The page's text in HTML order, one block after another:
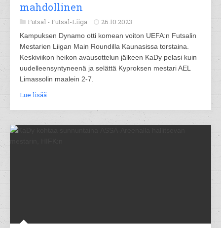
mahdollinen
Futsal - Futsal-Liiga 26.10.2023
Kampuksen Dynamo otti komean voiton UEFA:n Futsalin
Mestarien Liigan Main Roundilla Kaunasissa torstaina.
Keskiviikon heikon avausottelun jälkeen KaDy pelasi kuin
uudelleensyntyneenä ja selättä Kyproksen mestari AEL
Limassolin maalein 2-7.
Lue lisää